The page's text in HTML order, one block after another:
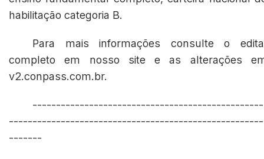
habilitação categoria B.
Para mais informações consulte o
completo em nosso site e as alterações
v2.conpass.com.br.
-------------------------------------------------
------------------------------------------------------
-------